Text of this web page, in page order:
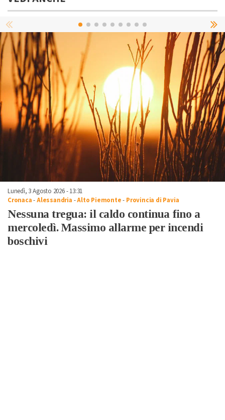
Lunedì, 3 Agosto 2026 - 13:31
Cronaca-Alessandria -Alto Piemonte- Provincia di Pavia
Nessuna tregua: il caldo continua fino a
mercoledì. Massimo allarme per incendi
boschivi